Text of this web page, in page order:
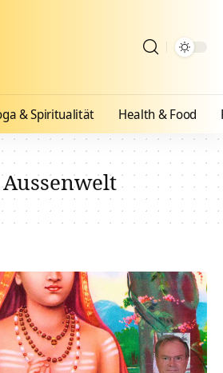
& Spiritualität Health & Food
Aussenwelt